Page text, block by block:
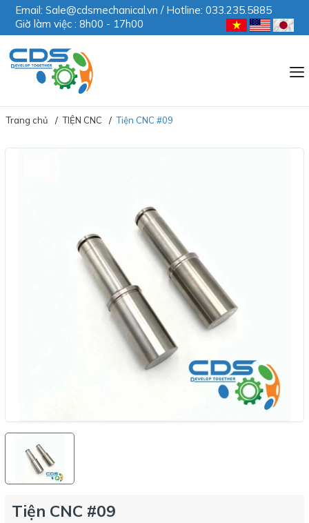
Email: Sale@cdsmechanical.vn / Hotline: 033.235.5885
Giờ làm việc : 8h00 - 17h00
Trang chủ TIỆN CNC Tiện CNC #09
Tiện CNC #09